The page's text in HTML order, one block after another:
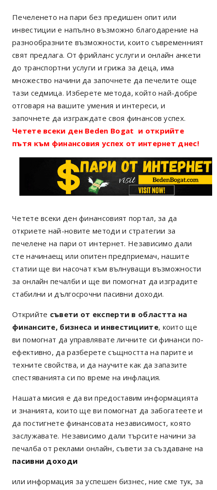
Печеленето на пари без предишен опит или
инвестиции е напълно възможно благодарение на
разнообразните възможности, които съвременният
свят предлага. От фрийланс услуги и онлайн анкети
до транспортни услуги и грижа за деца, има
множество начини да започнете да печелите още
тази седмица. Изберете метода, който най-добре
отговаря на вашите умения и интереси, и
започнете да изграждате своя финансов успех.
Четете всеки ден Beden Bogat и открийте
пътя към финансовия успех от интернет днес!
Четете всеки ден финансовият портал, за да
откриете най-новите методи и стратегии за
печелене на пари от интернет. Независимо дали
сте начинаещ или опитен предприемач, нашите
статии ще ви насочат към вълнуващи възможности
за онлайн печалби и ще ви помогнат да изградите
стабилни и дългосрочни пасивни доходи.
Открийте съвети от експерти в областта на
финансите, бизнеса и инвестициите, които ще
ви помогнат да управлявате личните си финанси по-
ефективно, да разберете същността на парите и
техните свойства, и да научите как да запазите
спестяванията си по време на инфлация.
Нашата мисия е да ви предоставим информацията
и знанията, които ще ви помогнат да забогатеете и
да постигнете финансовата независимост, която
заслужавате. Независимо дали търсите начини за
печалба от реклами онлайн, съвети за създаване на
пасивни доходи
или информация за успешен бизнес, ние сме тук, за